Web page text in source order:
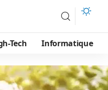
Tech Informatique